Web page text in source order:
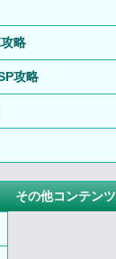
略
攻略
その他コンテンツ